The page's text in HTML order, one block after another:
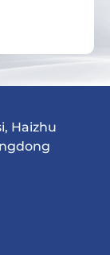
Haizhu